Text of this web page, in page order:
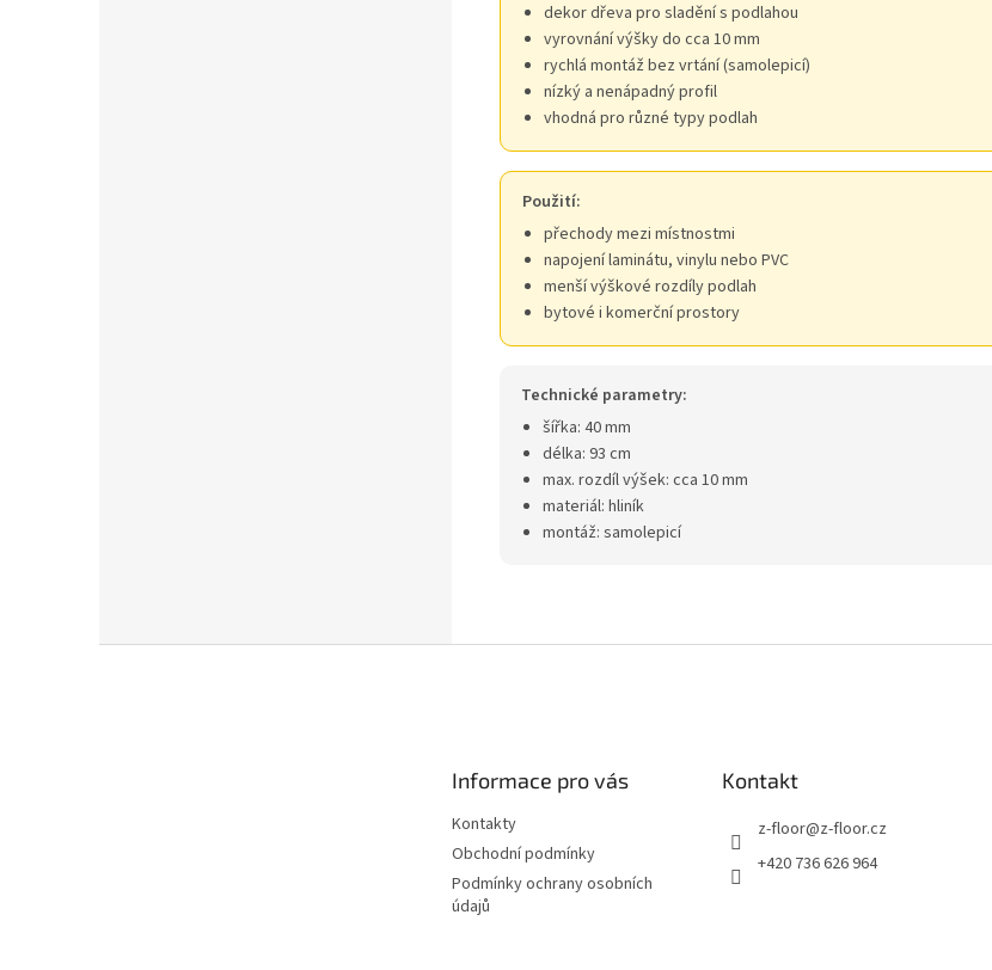
dekor dřeva pro sladění s podlahou
vyrovnání výšky do cca 10 mm
rychlá montáž bez vrtání (samolepicí)
nízký a nenápadný profil
vhodná pro různé typy podlah
Použití:
přechody mezi místnostmi
napojení laminátu, vinylu nebo PVC
menší výškové rozdíly podlah
bytové i komerční prostory
Technické parametry:
šířka: 40 mm
délka: 93 cm
max. rozdíl výšek: cca 10 mm
materiál: hliník
montáž: samolepicí
Informace pro vás
Kontakty
Obchodní podmínky
Podmínky ochrany osobních
údajů
Kontakt
z-floor@z-floor.cz
+420 736 626 964